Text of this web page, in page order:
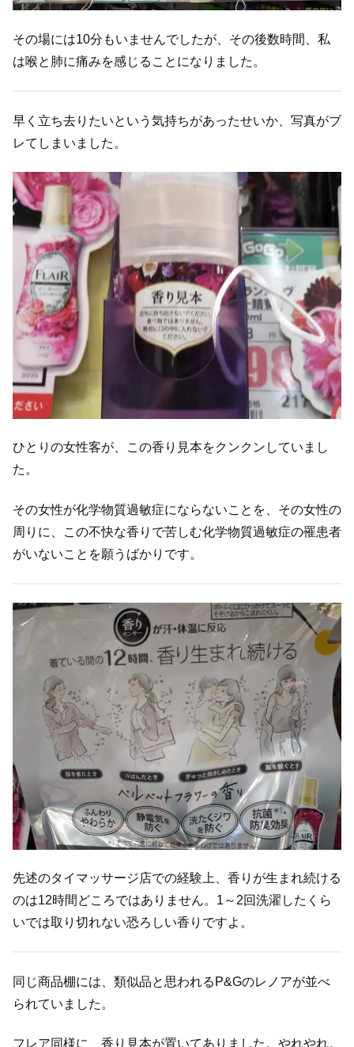
その場には10分もいませんでしたが、その後数時間、私
は喉と肺に痛みを感じることになりました。
早く立ち去りたいという気持ちがあったせいか、写真がブ
レてしまいました。
ひとりの女性客が、この香り見本をクンクンしていまし
た。
その女性が化学物質過敏症にならないことを、その女性の
周りに、この不快な香りで苦しむ化学物質過敏症の罹患者
がいないことを願うばかりです。
先述のタイマッサージ店での経験上、香りが生まれ続ける
のは12時間どころではありません。1～2回洗濯したくら
いでは取り切れない恐ろしい香りですよ。
同じ商品棚には、類似品と思われるP&Gのレノアが並べ
られていました。
フレア同様に、香り見本が置いてありました。やれやれ。